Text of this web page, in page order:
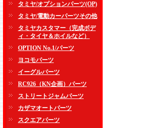
タミヤ/オプションパーツ(OP)
タミヤ/電動カーパーツその他
タミヤカスタマー（完成ボデ
ィ・タイヤ＆ホイルなど）
OPTION No.1/パーツ
ヨコモパーツ
イーグルパーツ
RC926（KN企画）パーツ
ストリートジャムパーツ
カザマオートパーツ
スクエアパーツ